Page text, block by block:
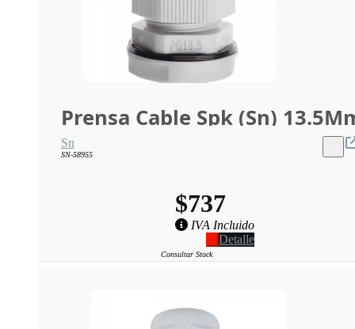
Prensa Cable Spk (Sn)
Sn
SN-58955
$737
IVA Incluido
Detalle
Consultar Stock